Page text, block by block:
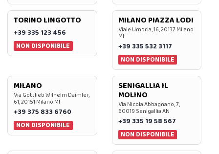
TORINO LINGOTTO
+39 335 123 456
NON DISPONIBILE
MILANO PIAZZA LODI
Viale Umbria, 16, 20137 Milano
MI
+39 335 532 3117
NON DISPONIBILE
MILANO
Via Gottlieb Wilhelm Daimler,
61, 20151 Milano MI
+39 375 833 6760
NON DISPONIBILE
SENIGALLIA IL
MOLINO
Via Nicola Abbagnano, 7,
60019 Senigallia AN
+39 335 19 58 567
NON DISPONIBILE